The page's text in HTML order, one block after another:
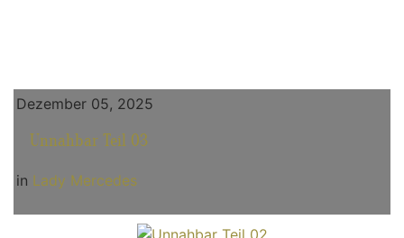
Dezember 05, 2025
Unnahbar Teil 03
in Lady Mercedes